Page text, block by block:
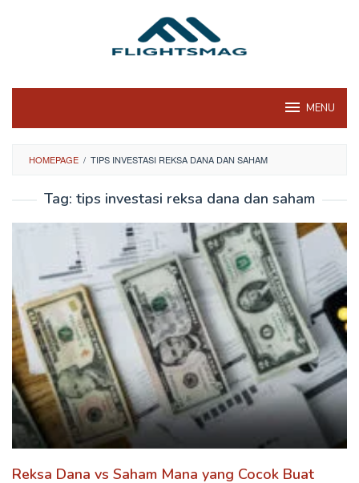
MENU
HOMEPAGE / TIPS INVESTASI REKSA DANA DAN SAHAM
Tag: tips investasi reksa dana dan saham
Reksa Dana vs Saham Mana yang Cocok Buat